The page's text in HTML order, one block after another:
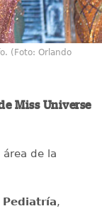
(Foto: Orlando
Miss Universe
de la
Pediatría,